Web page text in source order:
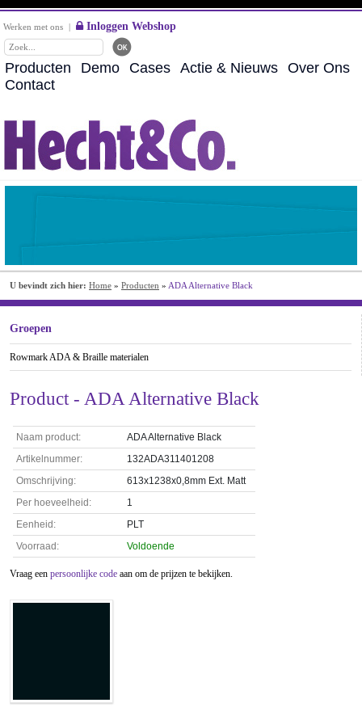
Werken met ons | Inloggen Webshop
Producten Demo Cases Actie & Nieuws Over Ons
Contact
U bevindt zich hier: Home » Producten » ADA Alternative Black
Groepen
Rowmark ADA & Braille materialen
Product - ADA Alternative Black
Naam product:
ADA Alternative Black
Artikelnummer:
132ADA311401208
Omschrijving:
613x1238x0,8mm Ext. Matt
Per hoeveelheid:
1
Eenheid:
PLT
Voorraad:
Voldoende
Vraag een persoonlijke code aan om de prijzen te bekijken.